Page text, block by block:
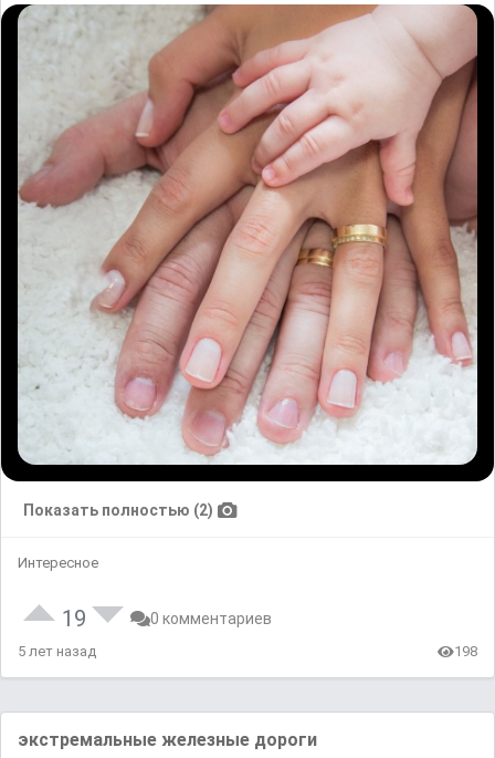
Показать полностью (2)
Интересное
19 0 комментариев
5 лет назад 198
экстремальные железные дороги